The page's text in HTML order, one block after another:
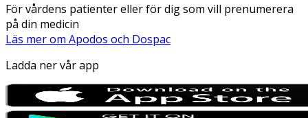
För vårdens patienter eller för dig som vill prenumerera
på din medicin
Läs mer om Apodos och Dospac
Ladda ner vår app